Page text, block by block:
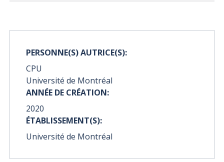
PERSONNE(S) AUTRICE(S):
CPU
Université de Montréal
ANNÉE DE CRÉATION:
2020
ÉTABLISSEMENT(S):
Université de Montréal